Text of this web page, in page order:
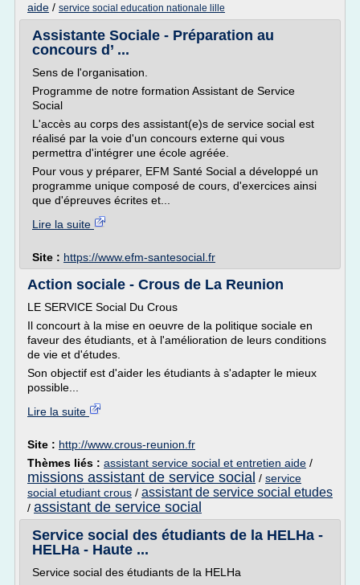
aide / service social education nationale lille
Assistante Sociale - Préparation au
concours d’ ...
Sens de l'organisation.
Programme de notre formation Assistant de Service
Social
L'accès au corps des assistant(e)s de service social est
réalisé par la voie d'un concours externe qui vous
permettra d'intégrer une école agréée.
Pour vous y préparer, EFM Santé Social a développé un
programme unique composé de cours, d'exercices ainsi
que d'épreuves écrites et...
Lire la suite
Site : https://www.efm-santesocial.fr
Action sociale - Crous de La Reunion
LE SERVICE Social Du Crous
Il concourt à la mise en oeuvre de la politique sociale en
faveur des étudiants, et à l'amélioration de leurs conditions
de vie et d'études.
Son objectif est d'aider les étudiants à s'adapter le mieux
possible...
Lire la suite
Site : http://www.crous-reunion.fr
Thèmes liés : assistant service social et entretien aide /
missions assistant de service social / service
social etudiant crous / assistant de service social etudes
/ assistant de service social
Service social des étudiants de la HELHa -
HELHa - Haute ...
Service social des étudiants de la HELHa